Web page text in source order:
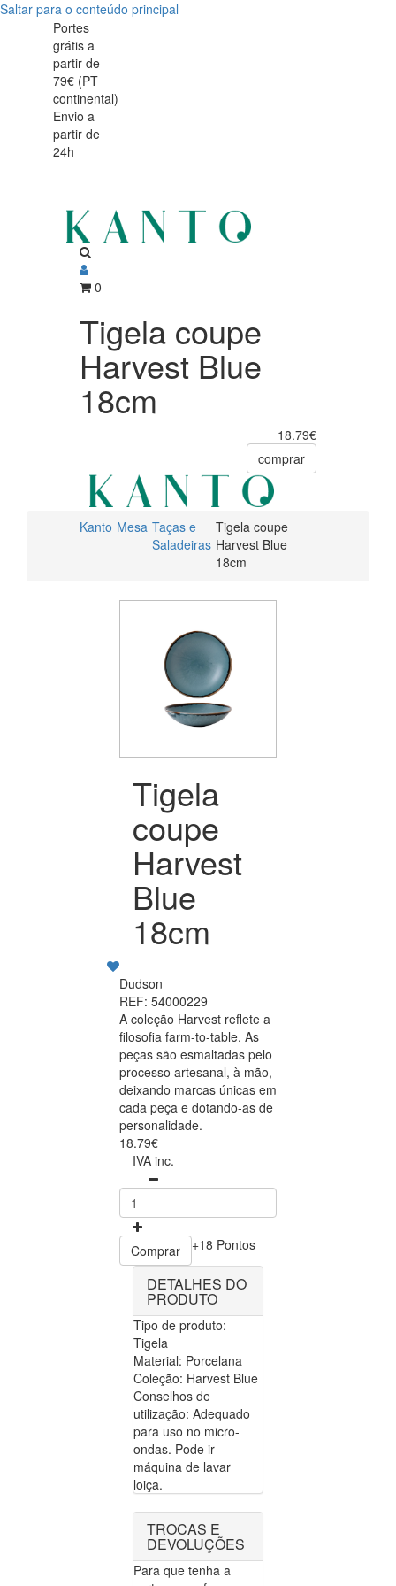
Saltar para o conteúdo principal
Tigela
coupe
Harvest
Blue
18cm
Tigela
coupe
Harvest
18cm
Portes
grátis a
partir de
79€ (PT
continental)
Envio a
partir de
24h
0
Tigela coupe
Harvest Blue
18cm
18.79€
comprar
Kanto Mesa Taças e
Saladeiras
Tigela coupe
Harvest Blue
18cm
Tigela
coupe
Harvest
Blue
18cm
Dudson
REF: 54000229
A coleção Harvest reflete a
filosofia farm-to-table. As
peças são esmaltadas pelo
processo artesanal, à mão,
deixando marcas únicas em
cada peça e dotando-as de
personalidade.
18.79€
IVA inc.
Comprar +18 Pontos
DETALHES DO
PRODUTO
Tipo de produto:
Tigela
Material: Porcelana
Coleção: Harvest Blue
Conselhos de
utilização: Adequado
para uso no micro-
ondas. Pode ir
máquina de lavar
loiça.
TROCAS E
DEVOLUÇÕES
Para que tenha a